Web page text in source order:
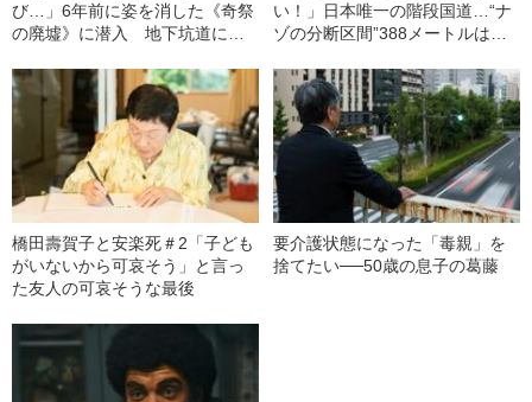
び…」6年前に姿を消した《奇祭
の廃墟》に潜入 地下坑道に残
い！」日本唯一の階段国道…“ナ
ゾの分断区間”388メートルはな
橋田壽賀子と安楽死＃2「子ども
がいないから可哀そう」と言っ
た友人の可哀そうな最後
要介護状態になった「毒親」を
捨てたい──50歳の息子の葛藤